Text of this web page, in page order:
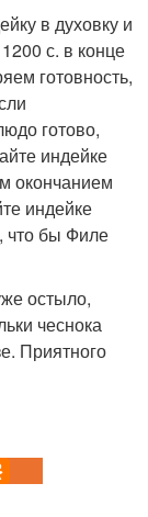
в духовку и
с. в конце
готовность,
готово,
индейке
окончанием
индейке
что бы Филе
остыло,
чеснока
Приятного